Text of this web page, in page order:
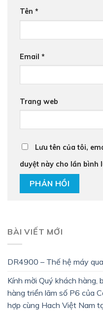
Tên *
Email *
Trang web
Lưu tên của tôi,
duyệt này cho lần bình
BÀI VIẾT MỚI
DR4900 – Thế hệ máy
Kính mời Quý khách
hàng triển lãm số P6 của
hợp cùng Hach Việt Nam